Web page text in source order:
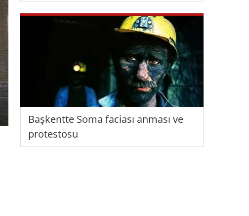
Başkentte Soma faciası anması ve
protestosu